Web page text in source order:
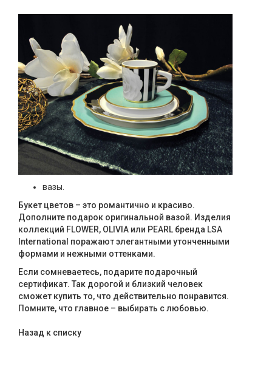
вазы.
Букет цветов – это романтично и красиво.
Дополните подарок оригинальной вазой. Изделия
коллекций FLOWER, OLIVIA или PEARL бренда LSA
International поражают элегантными утонченными
формами и нежными оттенками.
Если сомневаетесь, подарите подарочный
сертификат. Так дорогой и близкий человек
сможет купить то, что действительно понравится.
Помните, что главное – выбирать с любовью.
Назад к списку